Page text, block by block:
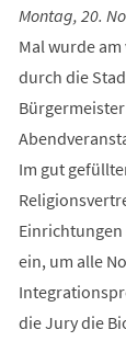
Montag, 20.
Mal wurde
durch die
Im gut
ein, um alle
die Jury die